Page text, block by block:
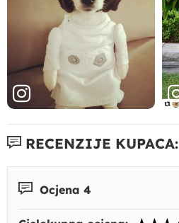
RECENZIJE KUPACA:
Ocjena 4